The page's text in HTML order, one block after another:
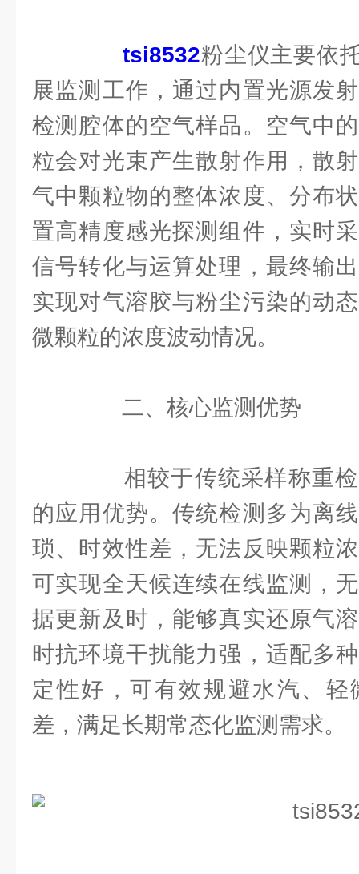
tsi8532粉尘仪主要依
展监测工作，通过内置光源发
检测腔体的空气样品。空气中
粒会对光束产生散射作用，散
气中颗粒物的整体浓度、分布
置高精度感光探测组件，实时
信号转化与运算处理，最终输
实现对气溶胶与粉尘污染的动
微颗粒的浓度波动情况。
二、核心监测优势
相较于传统采样称重检
的应用优势。传统检测多为离
琐、时效性差，无法反映颗粒
可实现全天候连续在线监测，
据更新及时，能够真实还原气
时抗环境干扰能力强，适配多
定性好，可有效规避水汽、
差，满足长期常态化监测需求。